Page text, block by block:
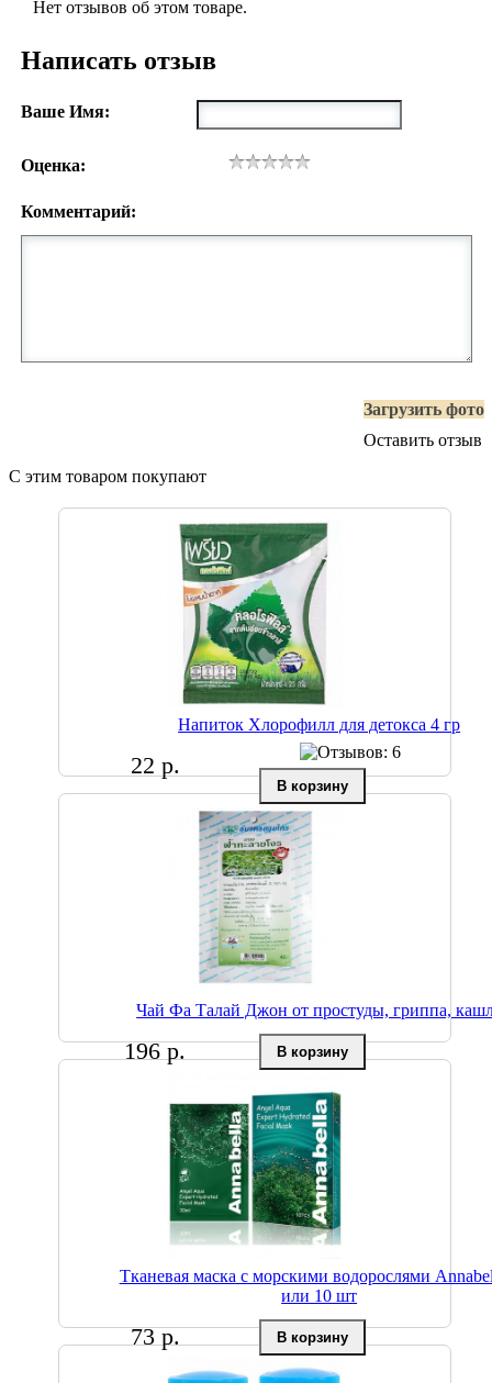
Нет отзывов об этом товаре.
Написать отзыв
Ваше Имя:
Оценка:
Комментарий:
Загрузить фото
Оставить отзыв
С этим товаром покупают
Напиток Хлорофилл для детокса 4 гр
22 р.
Чай Фа Талай Джон от простуды, гриппа,
196 р.
Тканевая маска с морскими водорослями
или 10 шт
73 р.